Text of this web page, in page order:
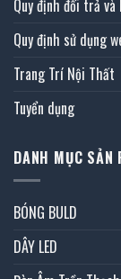
Quy định đổi trả và
Quy định sử dụng
Trang Trí Nội Thất
Tuyển dụng
DANH MỤC SẢN
BÓNG BULD
DÂY LED